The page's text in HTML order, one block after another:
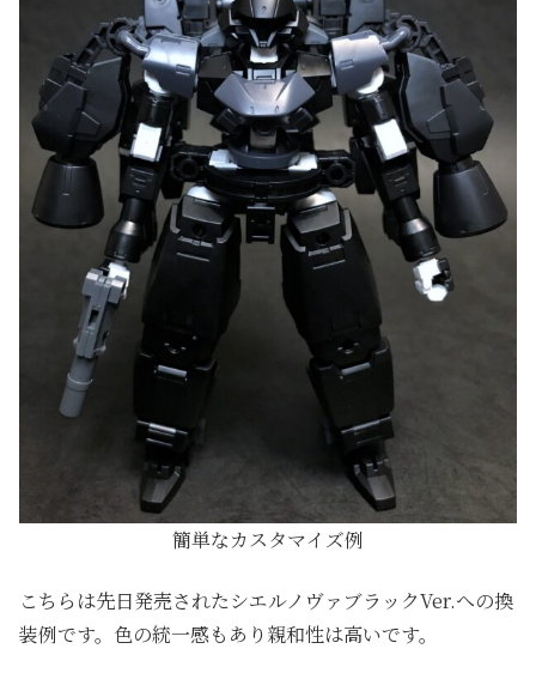
簡単なカスタマイズ例
こちらは先日発売されたシエルノヴァブラックVer.への換
装例です。色の統一感もあり親和性は高いです。